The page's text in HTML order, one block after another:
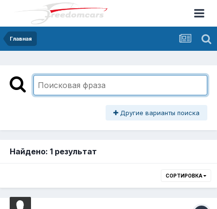
Главная
Другие варианты поиска
Найдено: 1 результат
СОРТИРОВКА